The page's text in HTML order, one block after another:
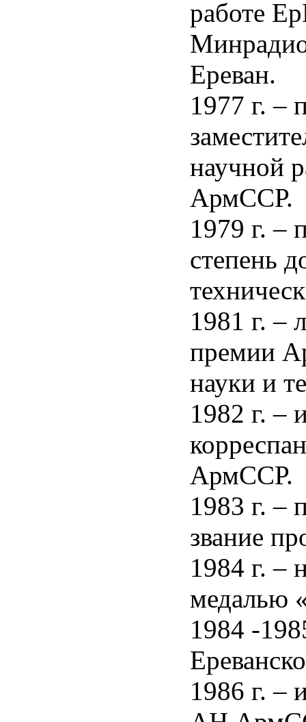
работе
Ереван.
1977 г. –
научной
АрмССР.
1979 г. –
степень
1981 г. –
премии
науки и
1982 г. –
АрмССР.
1983 г. –
звание
1984 г. –
медалью
1984 -
1986 г. –